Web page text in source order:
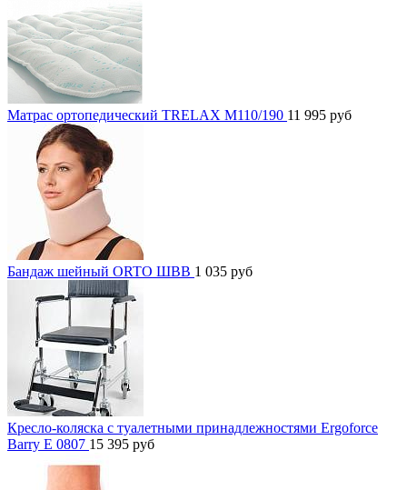
Матрас ортопедический TRELAX М110/190 11 995 руб
Бандаж шейный ORTO ШВВ 1 035 руб
Кресло-коляска с туалетными принадлежностями Ergoforce
Barry E 0807 15 395 руб